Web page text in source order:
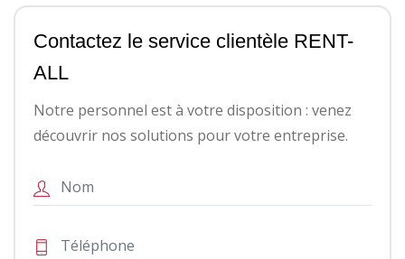
Contactez le service clientèle RENT-
ALL
Notre personnel est à votre disposition : venez
découvrir nos solutions pour votre entreprise.